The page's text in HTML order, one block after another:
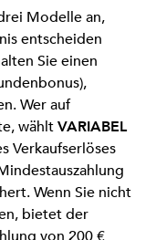
Modelle an,
entscheiden
Sie einen
Wer auf
wähltVARIABEL
Verkaufserlöses
Wenn Sie nicht
bietet der
von 200 €